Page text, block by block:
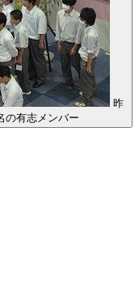
昨
の有志メンバー